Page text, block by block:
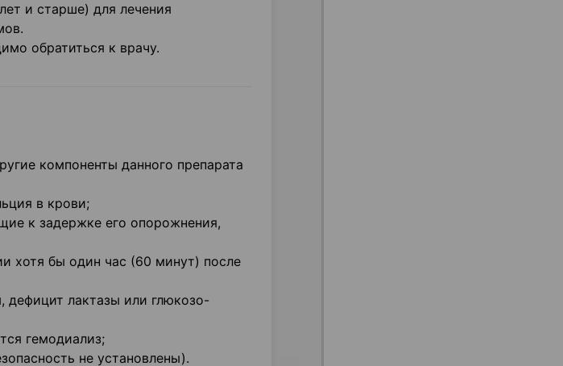
и старше) для лечения
обратиться к врачу.
компоненты данного препарата
в крови;
к задержке его опорожнения,
хотя бы один час (60 минут) после
лактазы или глюкозо-
гемодиализ;
не установлены).